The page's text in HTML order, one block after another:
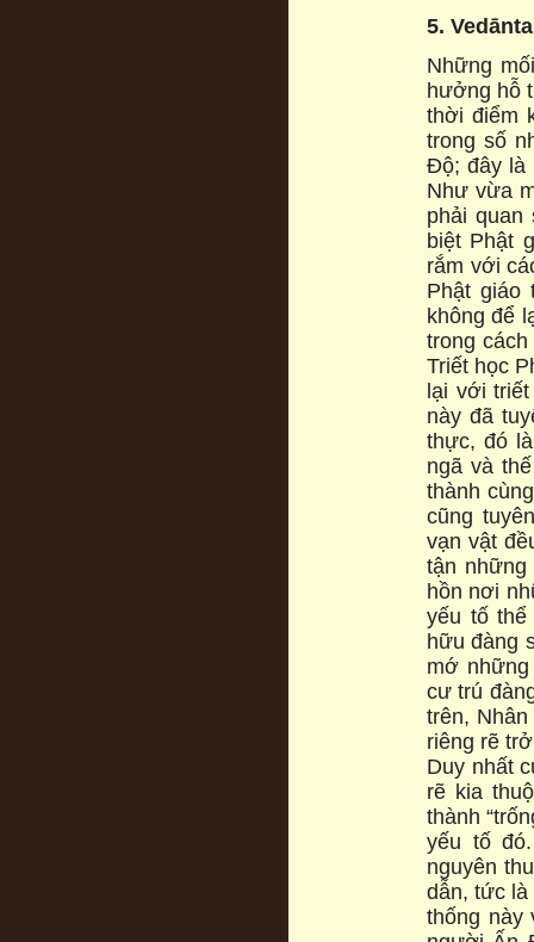
5.
Những
hưởng hỗ
thời điểm
trong số
Độ; đây là
Như vừa
phải
biệt Phật
rắm với
Phật
không để
trong
Triết học
lại với
này đã
thực, đó
ngã và
thành
cũng
vạn vật
tận những
hồn nơi
yếu tố
hữu đàng
mớ
cư trú
trên,
riêng rẽ
Duy nhất
rẽ kia
thành
yếu tố
nguyên
dẫn, tức là
thống này